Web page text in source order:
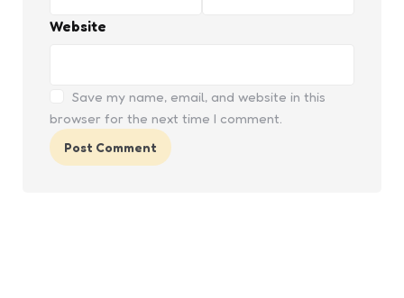
Website
Save my name, email, and website in this
browser for the next time I comment.